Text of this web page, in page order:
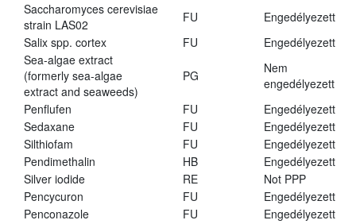
Saccharomyces cerevisiae
strain LAS02
FU
Engedélyezett
Salix spp. cortex
FU
Engedélyezett
Sea-algae extract
(formerly sea-algae
extract and seaweeds)
PG
Nem
engedélyezett
Penflufen
FU
Engedélyezett
Sedaxane
FU
Engedélyezett
Silthiofam
FU
Engedélyezett
Pendimethalin
HB
Engedélyezett
Silver iodide
RE
Not PPP
Pencycuron
FU
Engedélyezett
Penconazole
FU
Engedélyezett